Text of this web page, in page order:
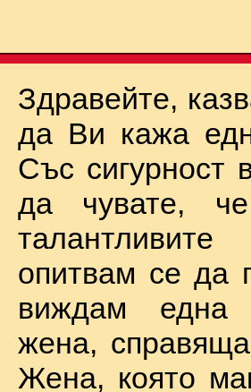
Здравейте,
да Ви кажа
Със сигурност
да чувате,
талантливите
опитвам се да
виждам една
жена,
Жена, която